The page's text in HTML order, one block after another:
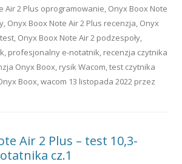
Air 2 Plus oprogramowanie, Onyx Boox Note
, Onyx Boox Note Air 2 Plus recenzja, Onyx
, Onyx Boox Note Air 2 podzespoły,
, profesjonalny e-notatnik, recenzja czytnika
Onyx Boox, rysik Wacom,test czytnika
Boox,wacom 13 listopada 2022 przez
Air 2 Plus – test 10,3-
cz.1